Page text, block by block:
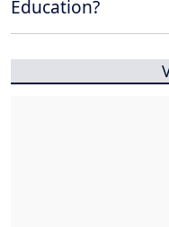
Education?